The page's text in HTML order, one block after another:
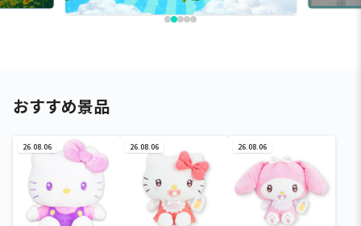
おすすめ景品
26.08.06 26.08.06 26.08.06